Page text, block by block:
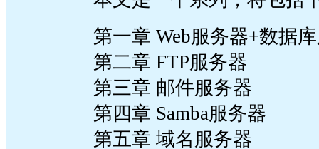
第一章 Web服务器+数据
第二章 FTP服务器
第三章 邮件服务器
第四章 Samba服务器
第五章 域名服务器